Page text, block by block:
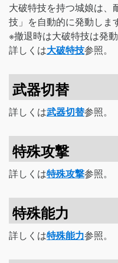
大破特技を持つ城娘は、
技」を自動的に発動しま
※撤退時は大破特技は発
詳しくは大破特技参照。
武器切替
詳しくは武器切替参照。
特殊攻撃
詳しくは特殊攻撃参照。
特殊能力
詳しくは特殊能力参照。